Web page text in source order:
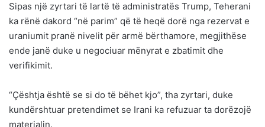
Sipas një zyrtari të lartë të administratës Trump, Teherani
ka rënë dakord “në parim” që të heqë dorë nga rezervat e
uraniumit pranë nivelit për armë bërthamore, megjithëse
ende janë duke u negociuar mënyrat e zbatimit dhe
verifikimit.
“Çështja është se si do të bëhet kjo”, tha zyrtari, duke
kundërshtuar pretendimet se Irani ka refuzuar ta dorëzojë
materialin.